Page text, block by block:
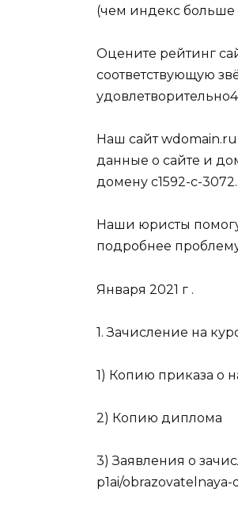
(чем индекс больше
Оцените рейтинг
соответствующую
Наш сайт
данные о сайте и
домену c1592-c-
Наши юристы
подробнее
Января 2021 г .
1. Зачисление на
1) Копию приказа о
2) Копию диплома
3) Заявления о
p1ai/